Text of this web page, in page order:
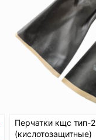
Перчатки кщс тип-2
(кислотозащитные)